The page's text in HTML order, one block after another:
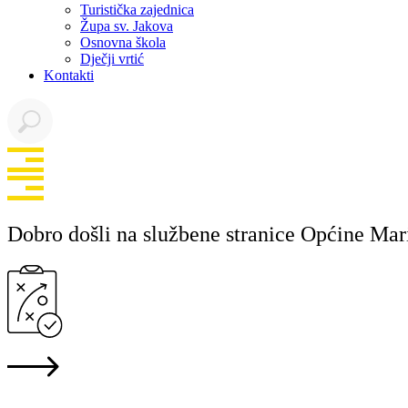
Turistička zajednica
Župa sv. Jakova
Osnovna škola
Dječji vrtić
Kontakti
Dobro došli na službene stranice Općine